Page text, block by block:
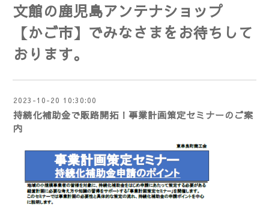
文館の鹿児島アンテナショップ
【かご市】でみなさまをお待ちして
おります。
2023-10-20 10:30:00
持続化補助金で販路開拓！事業計画策定セミナーのご案
内